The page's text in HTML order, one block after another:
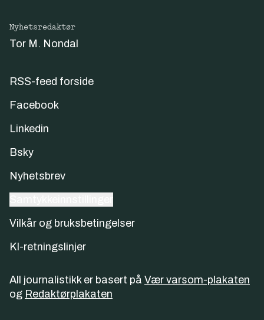
Nyhetsredaktør
Tor M. Nondal
RSS-feed forside
Facebook
Linkedin
Bsky
Nyhetsbrev
Vilkår og bruksbetingelser
KI-retningslinjer
All journalistikk er basert på Vær varsom-plakaten
og Redaktørplakaten